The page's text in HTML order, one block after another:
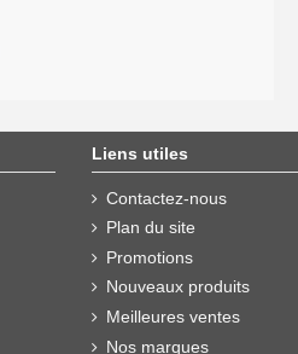
Liens utiles
Contactez-nous
Plan du site
Promotions
Nouveaux produits
Meilleures ventes
Nos marques